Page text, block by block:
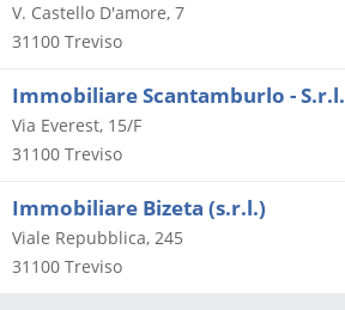
V. Castello D'amore, 7
31100 Treviso
Immobiliare Scantamburlo - S.r.l.
Via Everest, 15/F
31100 Treviso
Immobiliare Bizeta (s.r.l.)
Viale Repubblica, 245
31100 Treviso